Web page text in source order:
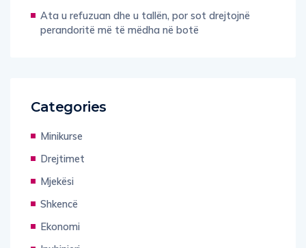
Ata u refuzuan dhe u tallën, por sot drejtojnë
perandoritë më të mëdha në botë
Categories
Minikurse
Drejtimet
Mjekësi
Shkencë
Ekonomi